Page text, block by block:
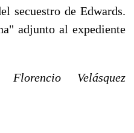
secuestro de Edwards.
adjunto al expediente
Florencio Velásquez